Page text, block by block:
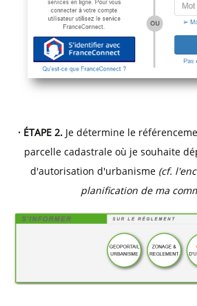
· ÉTAPE 2.Je détermine le
parcelle cadastrale où je souhaite
d'autorisation d'urbanisme (cf.
planification de ma